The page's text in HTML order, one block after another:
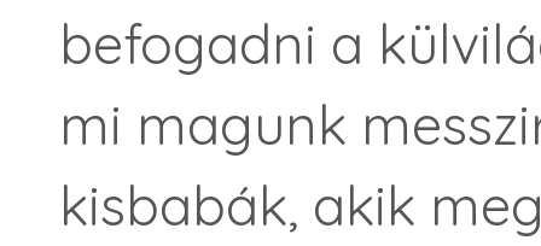
befogadni a
mi magunk
kisbabák, akik